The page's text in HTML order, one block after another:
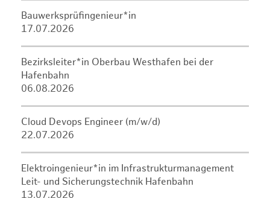
Bauwerksprüfingenieur*in
17.07.2026
Bezirksleiter*in Oberbau Westhafen bei der
Hafenbahn
06.08.2026
Cloud Devops Engineer (m/w/d)
22.07.2026
Elektroingenieur*in im Infrastrukturmanagement
Leit- und Sicherungstechnik Hafenbahn
13.07.2026